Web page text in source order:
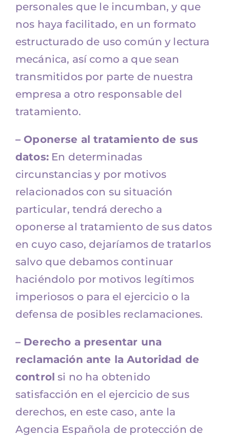
personales que le incumban, y que
nos haya facilitado, en un formato
estructurado de uso común y lectura
mecánica, así como a que sean
transmitidos por parte de nuestra
empresa a otro responsable del
tratamiento.
– Oponerse al tratamiento de sus
datos:En determinadas
circunstancias y por motivos
relacionados con su situación
particular, tendrá derecho a
oponerse al tratamiento de sus datos
en cuyo caso, dejaríamos de tratarlos
salvo que debamos continuar
haciéndolo por motivos legítimos
imperiosos o para el ejercicio o la
defensa de posibles reclamaciones.
– Derecho a presentar una
reclamación ante la Autoridad de
control si no ha obtenido
satisfacción en el ejercicio de sus
derechos, en este caso, ante la
Agencia Española de protección de